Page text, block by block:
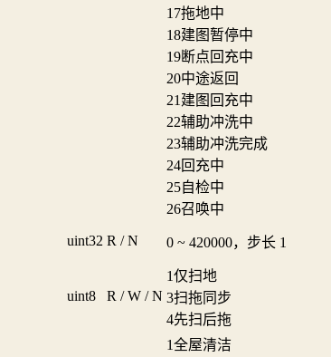
17拖地中
18建图暂停中
19断点回充中
20中途返回
21 建图回充中
22辅助冲洗中
23辅助冲洗完成
24回充中
25自检中
26召唤中
uint32 R / N 0 ~ 420000，步长 1
uint8 R / W / N
1仅扫地
3扫拖同步
4先扫后拖
1全屋清洁